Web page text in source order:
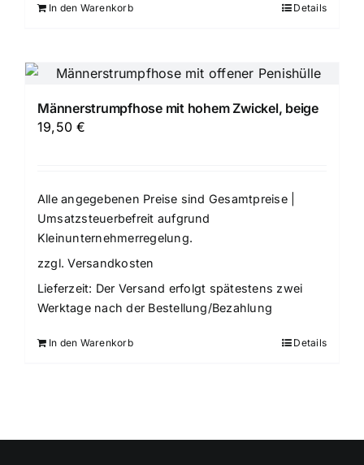
In den Warenkorb Details
Männerstrumpfhose mit hohem Zwickel, beige
19,50€
Alle angegebenen Preise sind Gesamtpreise |
Umsatzsteuerbefreit aufgrund
Kleinunternehmerregelung.
zzgl.Versandkosten
Lieferzeit: Der Versand erfolgt spätestens zwei
Werktage nach der Bestellung/Bezahlung
In den Warenkorb Details